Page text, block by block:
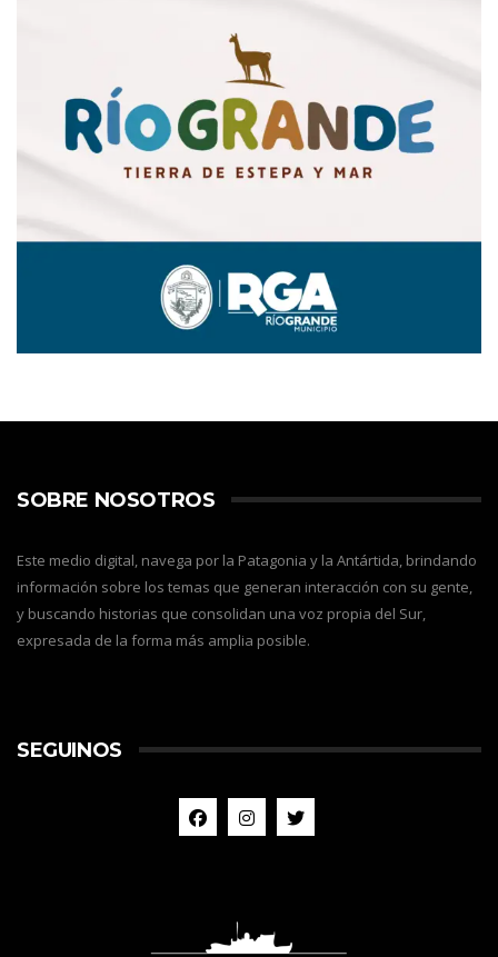
SOBRE NOSOTROS
Este medio digital, navega por la Patagonia y la Antártida, brindando
información sobre los temas que generan interacción con su gente,
y buscando historias que consolidan una voz propia del Sur,
expresada de la forma más amplia posible.
SEGUINOS